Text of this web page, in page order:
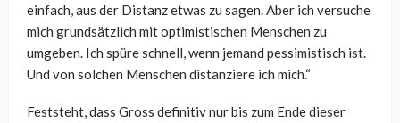
einfach, aus der Distanz etwas zu sagen. Aber ich versuche
mich grundsätzlich mit optimistischen Menschen zu
umgeben. Ich spüre schnell, wenn jemand pessimistisch ist.
Und von solchen Menschen distanziere ich mich.“
Feststeht, dass Gross definitiv nur bis zum Ende dieser